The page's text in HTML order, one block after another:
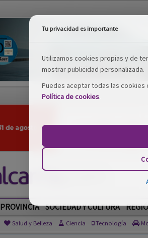
PROVINCIA SOCIEDAD Y CULTURA
Salud y Belleza Ciencia Tecnología
Tu privacidad es importante
Utilizamos cookies propias y de
mostrar publicidad personalizada.
Puedes aceptar todas las
Política de cookies.